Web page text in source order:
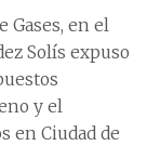
Gases, en el
Solís expuso
y el
en Ciudad de